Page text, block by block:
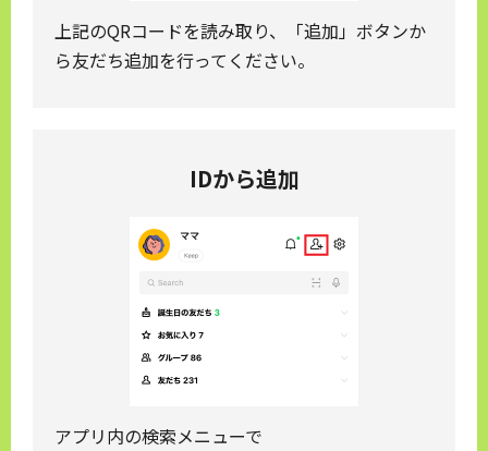
上記のQRコードを読み取り、「追加」ボタンか
ら友だち追加を行ってください。
IDから追加
アプリ内の検索メニューで